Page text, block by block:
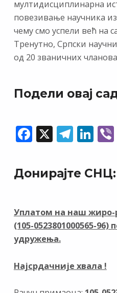
мултидисциплинарна
повезивање научника
чему смо успели већ на
Тренутно, Српски
од 20 званичних
Подели овај
F
e
b
o
k
X T
e
gr
m
Li
k
e
n
Донирајте СНЦ:
Уплатом на наш жиро-
(105-0523801000565-
удружења.
Најсрдачније хвала !